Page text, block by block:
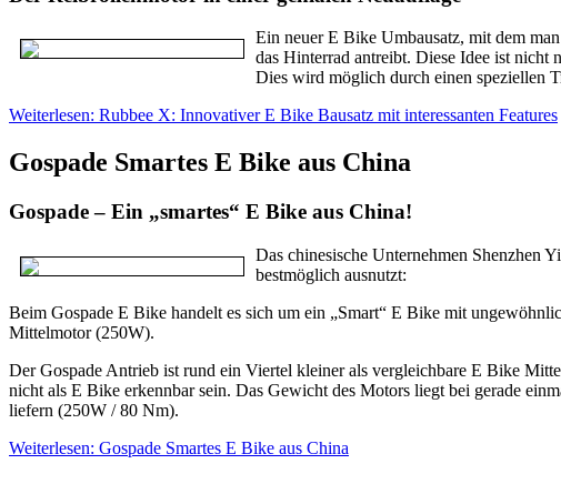
Ein neuer E Bike Umbausatz, mit dem
das Hinterrad antreibt. Diese Idee ist nicht
Dies wird möglich durch einen speziellen
Weiterlesen: Rubbee X: Innovativer E Bike Bausatz mit interessanten Features
Gospade Smartes E Bike aus China
Gospade – Ein „smartes“ E Bike aus China!
Das chinesische Unternehmen Shenzhen
bestmöglich ausnutzt:
Beim Gospade E Bike handelt es sich um ein „Smart“ E Bike mit
Mittelmotor (250W).
Der Gospade Antrieb ist rund ein Viertel kleiner als vergleichbare E Bike
nicht als E Bike erkennbar sein. Das Gewicht des Motors liegt bei gerade
liefern (250W / 80 Nm).
Weiterlesen: Gospade Smartes E Bike aus China